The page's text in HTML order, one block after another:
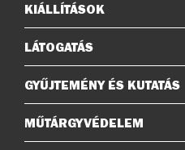
Oldaltérkép
KIÁLLÍTÁSOK
LÁTOGATÁS
GYŰJTEMÉNY ÉS KUTATÁS
MŰTÁRGYVÉDELEM